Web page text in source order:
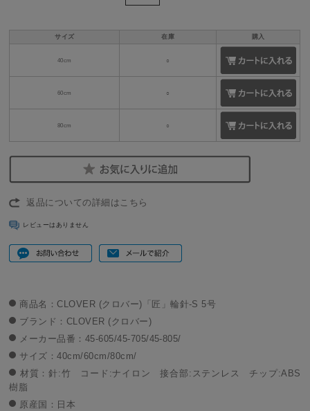
サイズ 在庫 購入
40cm ○
60cm ○
80cm ○
返品についての詳細はこちら
レビューはありません
商品名：CLOVER (クロバー)「匠」輪針-S 5号
ブランド：CLOVER (クロバー)
メーカー品番：45-605/45-705/45-805/
サイズ：40cm/60cm/80cm/
材質：針:竹 コード:ナイロン 接合部:ステンレス チップ:ABS
樹脂
原産国：日本